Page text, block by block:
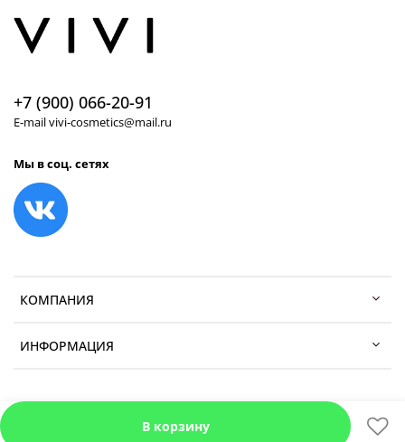
В корзину
КОМПАНИЯ
ИНФОРМАЦИЯ
+7 (900) 066-20-91
E-mail vivi-cosmetics@mail.ru
Мы в соц. сетях